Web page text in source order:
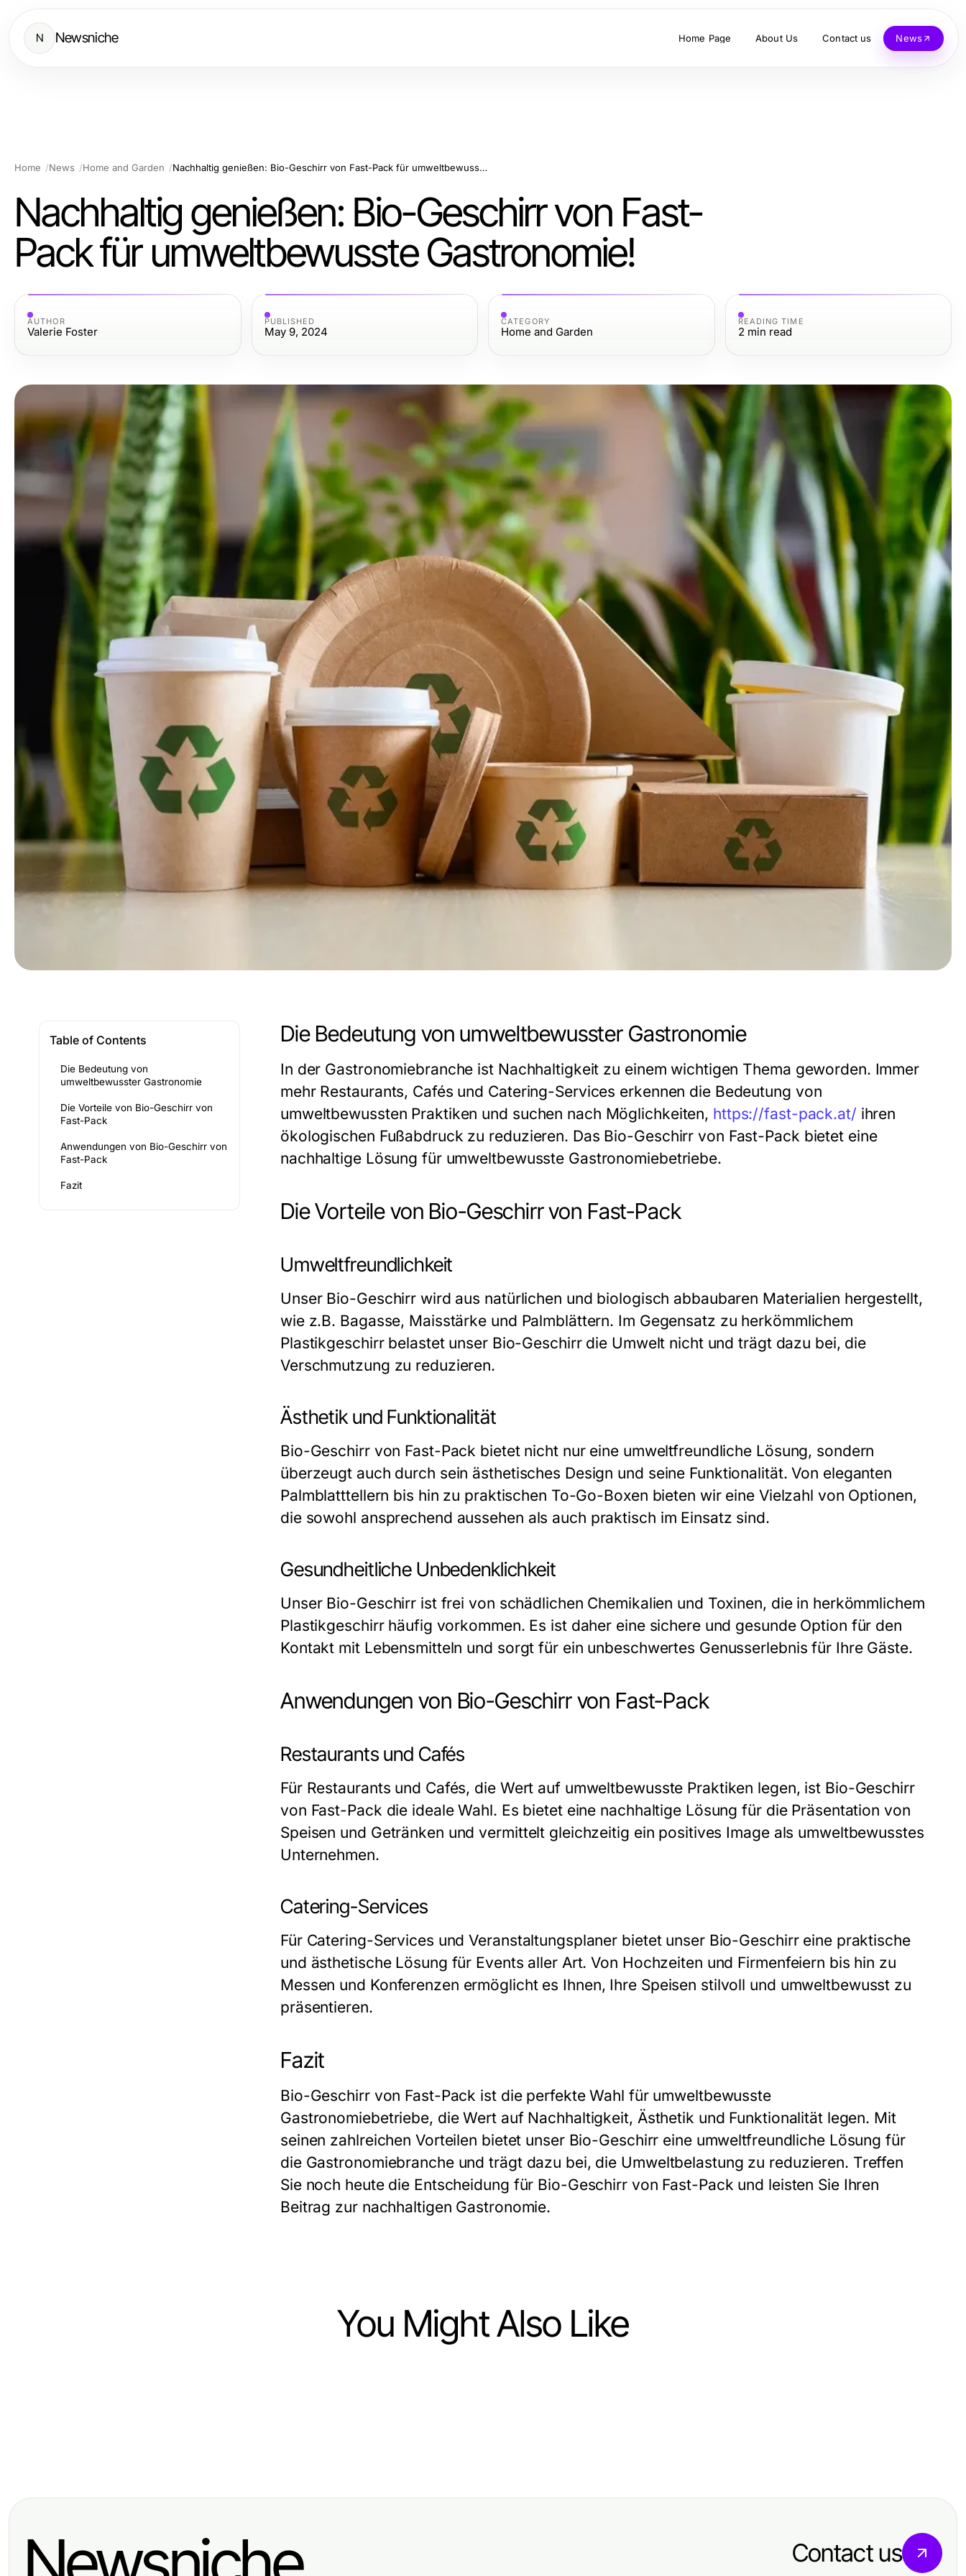
N Newsniche Home Page About Us Contact us News
Home News Home and Garden Nachhaltig genießen: Bio-Geschirr von Fast-Pack für umweltbewusste Gastronomie!
Nachhaltig genießen: Bio-Geschirr von Fast-
Pack für umweltbewusste Gastronomie!
AUTHOR
Valerie Foster
PUBLISHED
May 9, 2024
CATEGORY
Home and Garden
READING TIME
2 min read
Table of Contents
Die Bedeutung von
umweltbewusster Gastronomie
Die Vorteile von Bio-Geschirr von
Fast-Pack
Anwendungen von Bio-Geschirr von
Fast-Pack
Fazit
Die Bedeutung von umweltbewusster Gastronomie
In der Gastronomiebranche ist Nachhaltigkeit zu einem wichtigen Thema geworden. Immer
mehr Restaurants, Cafés und Catering-Services erkennen die Bedeutung von
umweltbewussten Praktiken und suchen nach Möglichkeiten, https://fast-pack.at/ ihren
ökologischen Fußabdruck zu reduzieren. Das Bio-Geschirr von Fast-Pack bietet eine
nachhaltige Lösung für umweltbewusste Gastronomiebetriebe.
Die Vorteile von Bio-Geschirr von Fast-Pack
Umweltfreundlichkeit
Unser Bio-Geschirr wird aus natürlichen und biologisch abbaubaren Materialien hergestellt,
wie z.B. Bagasse, Maisstärke und Palmblättern. Im Gegensatz zu herkömmlichem
Plastikgeschirr belastet unser Bio-Geschirr die Umwelt nicht und trägt dazu bei, die
Verschmutzung zu reduzieren.
Ästhetik und Funktionalität
Bio-Geschirr von Fast-Pack bietet nicht nur eine umweltfreundliche Lösung, sondern
überzeugt auch durch sein ästhetisches Design und seine Funktionalität. Von eleganten
Palmblatttellern bis hin zu praktischen To-Go-Boxen bieten wir eine Vielzahl von Optionen,
die sowohl ansprechend aussehen als auch praktisch im Einsatz sind.
Gesundheitliche Unbedenklichkeit
Unser Bio-Geschirr ist frei von schädlichen Chemikalien und Toxinen, die in herkömmlichem
Plastikgeschirr häufig vorkommen. Es ist daher eine sichere und gesunde Option für den
Kontakt mit Lebensmitteln und sorgt für ein unbeschwertes Genusserlebnis für Ihre Gäste.
Anwendungen von Bio-Geschirr von Fast-Pack
Restaurants und Cafés
Für Restaurants und Cafés, die Wert auf umweltbewusste Praktiken legen, ist Bio-Geschirr
von Fast-Pack die ideale Wahl. Es bietet eine nachhaltige Lösung für die Präsentation von
Speisen und Getränken und vermittelt gleichzeitig ein positives Image als umweltbewusstes
Unternehmen.
Catering-Services
Für Catering-Services und Veranstaltungsplaner bietet unser Bio-Geschirr eine praktische
und ästhetische Lösung für Events aller Art. Von Hochzeiten und Firmenfeiern bis hin zu
Messen und Konferenzen ermöglicht es Ihnen, Ihre Speisen stilvoll und umweltbewusst zu
präsentieren.
Fazit
Bio-Geschirr von Fast-Pack ist die perfekte Wahl für umweltbewusste
Gastronomiebetriebe, die Wert auf Nachhaltigkeit, Ästhetik und Funktionalität legen. Mit
seinen zahlreichen Vorteilen bietet unser Bio-Geschirr eine umweltfreundliche Lösung für
die Gastronomiebranche und trägt dazu bei, die Umweltbelastung zu reduzieren. Treffen
Sie noch heute die Entscheidung für Bio-Geschirr von Fast-Pack und leisten Sie Ihren
Beitrag zur nachhaltigen Gastronomie.
You Might Also Like
Contact us